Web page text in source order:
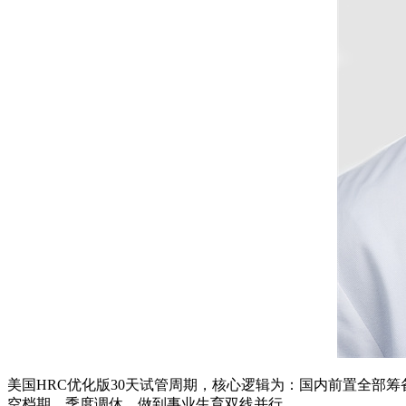
美国HRC优化版30天试管周期，核心逻辑为：国内前置全部